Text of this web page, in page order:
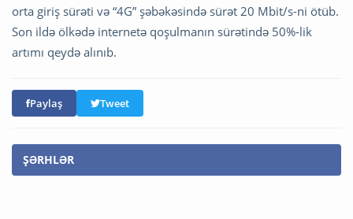
orta giriş sürəti və “4G” şəbəkəsində sürət 20 Mbit/s-ni ötüb.
Son ildə ölkədə internetə qoşulmanın sürətində 50%-lik
artımı qeydə alınıb.
Paylaş Tweet
ŞƏRHLƏR